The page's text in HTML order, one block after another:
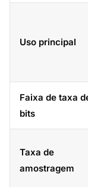
Uso principal
Faixa de taxa
bits
Taxa de
amostragem